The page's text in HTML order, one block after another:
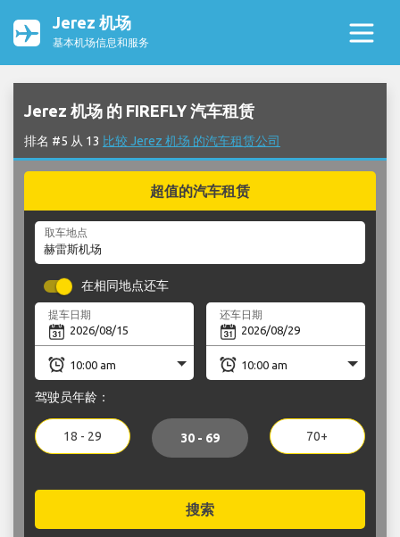
Jerez 机场
基本机场信息和服务
Jerez 机场 的 FIREFLY 汽车租赁
排名 #5 从 13 比较 Jerez 机场 的汽车租赁公司
超值的汽车租赁
取车地点
在相同地点还车
提车日期 还车日期
驾驶员年龄：
18 - 29 30 - 69 70+
搜索